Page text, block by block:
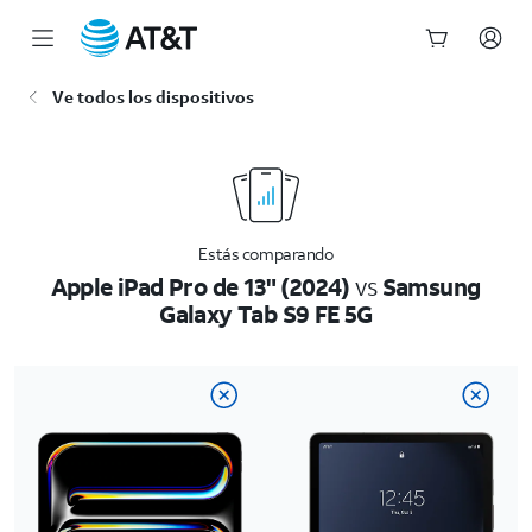
Ve todos los dispositivos
Estás comparando
Apple iPad Pro de 13" (2024)vsSamsung
Galaxy Tab S9 FE 5G